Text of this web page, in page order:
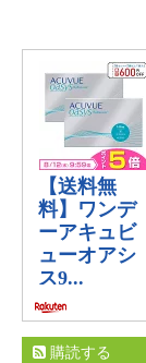
購読する